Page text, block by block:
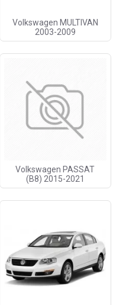
Volkswagen MULTIVAN
2003-2009
Volkswagen PASSAT
(B8) 2015-2021